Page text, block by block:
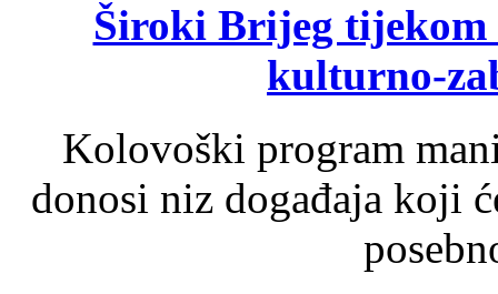
Široki Brijeg tijekom
kulturno-
Kolovoški program
donosi niz događaja koji